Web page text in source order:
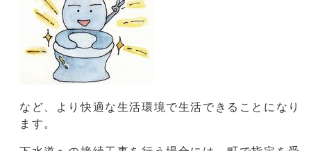
など、より快適な生活環境で生活できることになり
ます。